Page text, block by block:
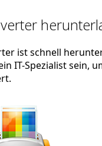
ist schnell
IT-Spezialist sein,